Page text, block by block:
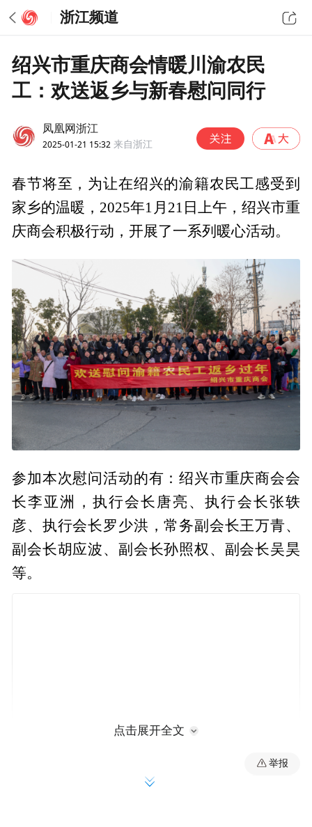
浙江频道
绍兴市重庆商会情暖川渝农民
工：欢送返乡与新春慰问同行
凤凰网浙江
2025-01-21 15:32 来自浙江
春节将至，为让在绍兴的渝籍农民工感受到
家乡的温暖，2025年1月21日上午，绍兴市重
庆商会积极行动，开展了一系列暖心活动。
参加本次慰问活动的有：绍兴市重庆商会会
长李亚洲，执行会长唐亮、执行会长张轶
彦、执行会长罗少洪，常务副会长王万青、
副会长胡应波、副会长孙照权、副会长吴昊
等。
点击展开全文
举报